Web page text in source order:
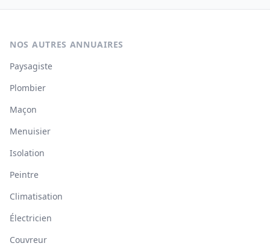
NOS AUTRES ANNUAIRES
Paysagiste
Plombier
Maçon
Menuisier
Isolation
Peintre
Climatisation
Électricien
Couvreur